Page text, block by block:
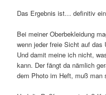
Das Ergebnis ist… definitiv
Bei meiner Oberbekleidung
wenn jeder freie Sicht auf das
Und damit meine ich nicht,
kann. Der fängt da nämlich
dem Photo im Heft, muß man